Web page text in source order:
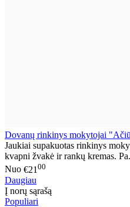
Dovanų rinkinys mokytojai
Jaukiai supakuotas rinkinys
kvapni žvakė ir rankų kremas.
Nuo €21 00
Daugiau
Į norų sąrašą
Populiari